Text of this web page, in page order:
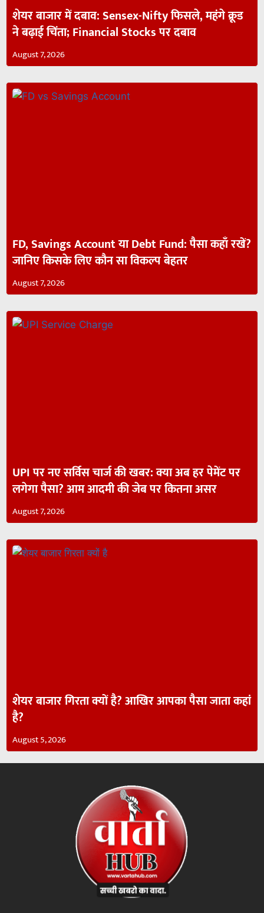
शेयर बाजार में दबाव: Sensex-Nifty फिसले, महंगे क्रूड
ने बढ़ाई चिंता; Financial Stocks पर दबाव
August 7, 2026
FD, Savings Account या Debt Fund: पैसा कहाँ रखें?
जानिए किसके लिए कौन सा विकल्प बेहतर
August 7, 2026
UPI पर नए सर्विस चार्ज की खबर: क्या अब हर पेमेंट पर
लगेगा पैसा? आम आदमी की जेब पर कितना असर
August 7, 2026
शेयर बाजार गिरता क्यों है? आखिर आपका पैसा जाता कहां
है?
August 5, 2026